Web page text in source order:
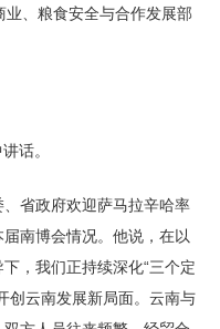
、粮食安全与合作发展部
话。
省政府欢迎萨马拉辛哈率
南博会情况。他说，在以
，我们正持续深化“三个定
创云南发展新局面。云南与